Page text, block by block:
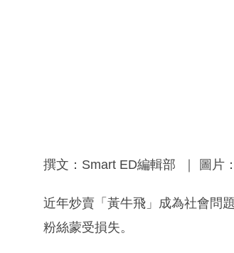
撰文：Smart ED編輯部 ｜ 圖片
近年炒賣「黃牛飛」成為社會問
粉絲蒙受損失。